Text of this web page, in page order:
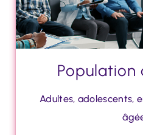
Population
Adultes, adolescents,